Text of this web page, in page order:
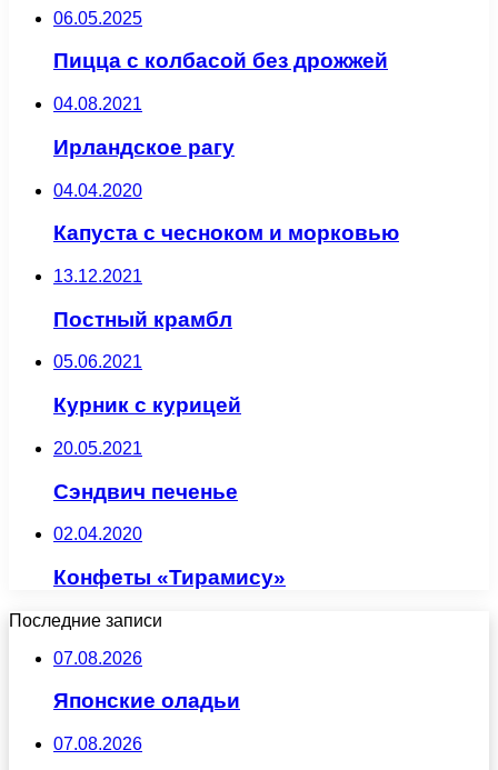
06.05.2025
Пицца с колбасой без дрожжей
04.08.2021
Ирландское рагу
04.04.2020
Капуста с чесноком и морковью
13.12.2021
Постный крамбл
05.06.2021
Курник с курицей
20.05.2021
Сэндвич печенье
02.04.2020
Конфеты «Тирамису»
Последние записи
07.08.2026
Японские оладьи
07.08.2026